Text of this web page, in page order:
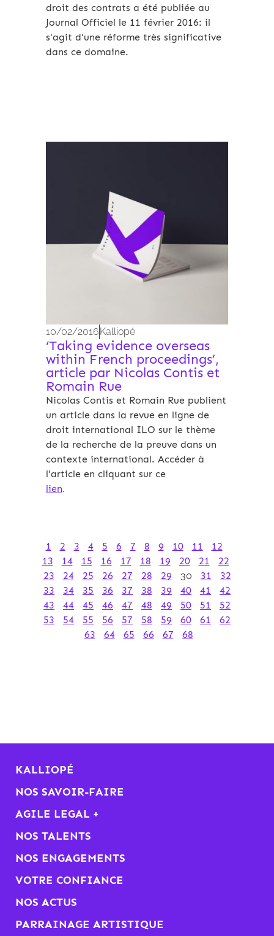
droit des contrats a été publiée au
Journal Officiel le 11 février 2016: il
s'agit d'une réforme très significative
dans ce domaine.
10/02/2016Kalliopé
‘Taking evidence overseas
within French proceedings’,
article par Nicolas Contis et
Romain Rue
Nicolas Contis et Romain Rue publient
un article dans la revue en ligne de
droit international ILO sur le thème
de la recherche de la preuve dans un
contexte international. Accéder à
l'article en cliquant sur ce
lien.
1 2 3 4 5 6 7 8 9 10 11
12
13
14 15 16 17 18 19 20 21
22
23
24 25 26 27 28 29 30 31
32
33
34 35 36 37 38 39 40 41
42
43
44 45 46 47 48 49 50 51
52
53
54 55 56 57 58 59 60 61
62
63
64 65 66 67 68
KALLIOPÉ
NOS SAVOIR-FAIRE
AGILE LEGAL +
NOS TALENTS
NOS ENGAGEMENTS
VOTRE CONFIANCE
NOS ACTUS
PARRAINAGE ARTISTIQUE